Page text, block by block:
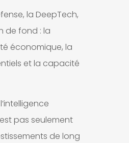
la DeepTech,
de fond : la
économique, la
et la capacité
pas seulement
de long